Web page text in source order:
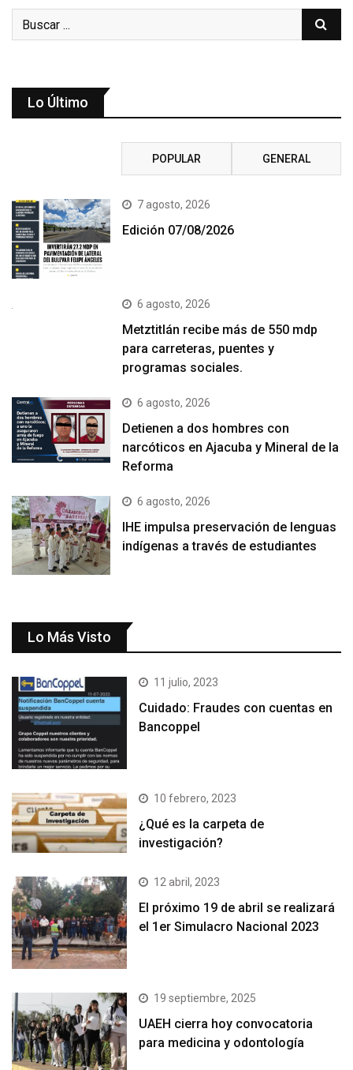
Lo Último
POPULAR GENERAL
7 agosto, 2026
Edición 07/08/2026
6 agosto, 2026
Metztitlán recibe más de 550 mdp
para carreteras, puentes y
programas sociales.
6 agosto, 2026
Detienen a dos hombres con
narcóticos en Ajacuba y Mineral de la
Reforma
6 agosto, 2026
IHE impulsa preservación de lenguas
indígenas a través de estudiantes
Lo Más Visto
11 julio, 2023
Cuidado: Fraudes con cuentas en
Bancoppel
10 febrero, 2023
¿Qué es la carpeta de
investigación?
12 abril, 2023
El próximo 19 de abril se realizará
el 1er Simulacro Nacional 2023
19 septiembre, 2025
UAEH cierra hoy convocatoria
para medicina y odontología